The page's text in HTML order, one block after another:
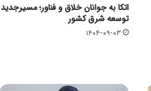
اتکا به جوانان خلاق و فناور؛ مسیرجدید
توسعه شرق کشور
۱۴۰۴-۰۹-۰۳